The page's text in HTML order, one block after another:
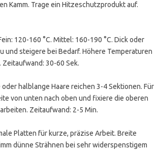
Kamm. Trage ein Hitzeschutzprodukt auf.
120-160 °C. Mittel: 160-190 °C. Dick oder
und steigere bei Bedarf. Höhere Temperaturen
Zeitaufwand: 30-60 Sek.
halblange Haare reichen 3-4 Sektionen. Für
von unten nach oben und fixiere die oberen
Zeitaufwand: 2-5 Min.
Platten für kurze, präzise Arbeit. Breite
dünne Strähnen bei sehr widerspenstigem